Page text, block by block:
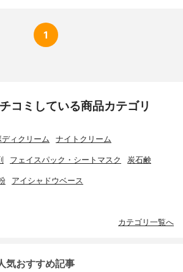
1
コミしている商品カテゴリ
ディクリーム ナイトクリーム
フェイスパック・シートマスク 炭石鹸
アイシャドウベース
カテゴリ一覧へ
気おすすめ記事